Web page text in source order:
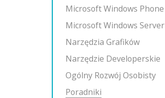
Microsoft Windows Phone
Microsoft Windows Server
Narzędzia Grafików
Narzędzie Developerskie
Ogólny Rozwój Osobisty
Poradniki